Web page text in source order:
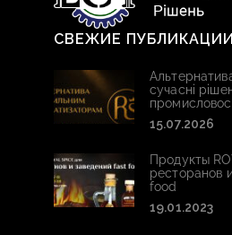
СВЕЖИЕ ПУБЛИКАЦИИ
сучасні
15.07.2026
Продукты
ресторанов
food
19.01.2023